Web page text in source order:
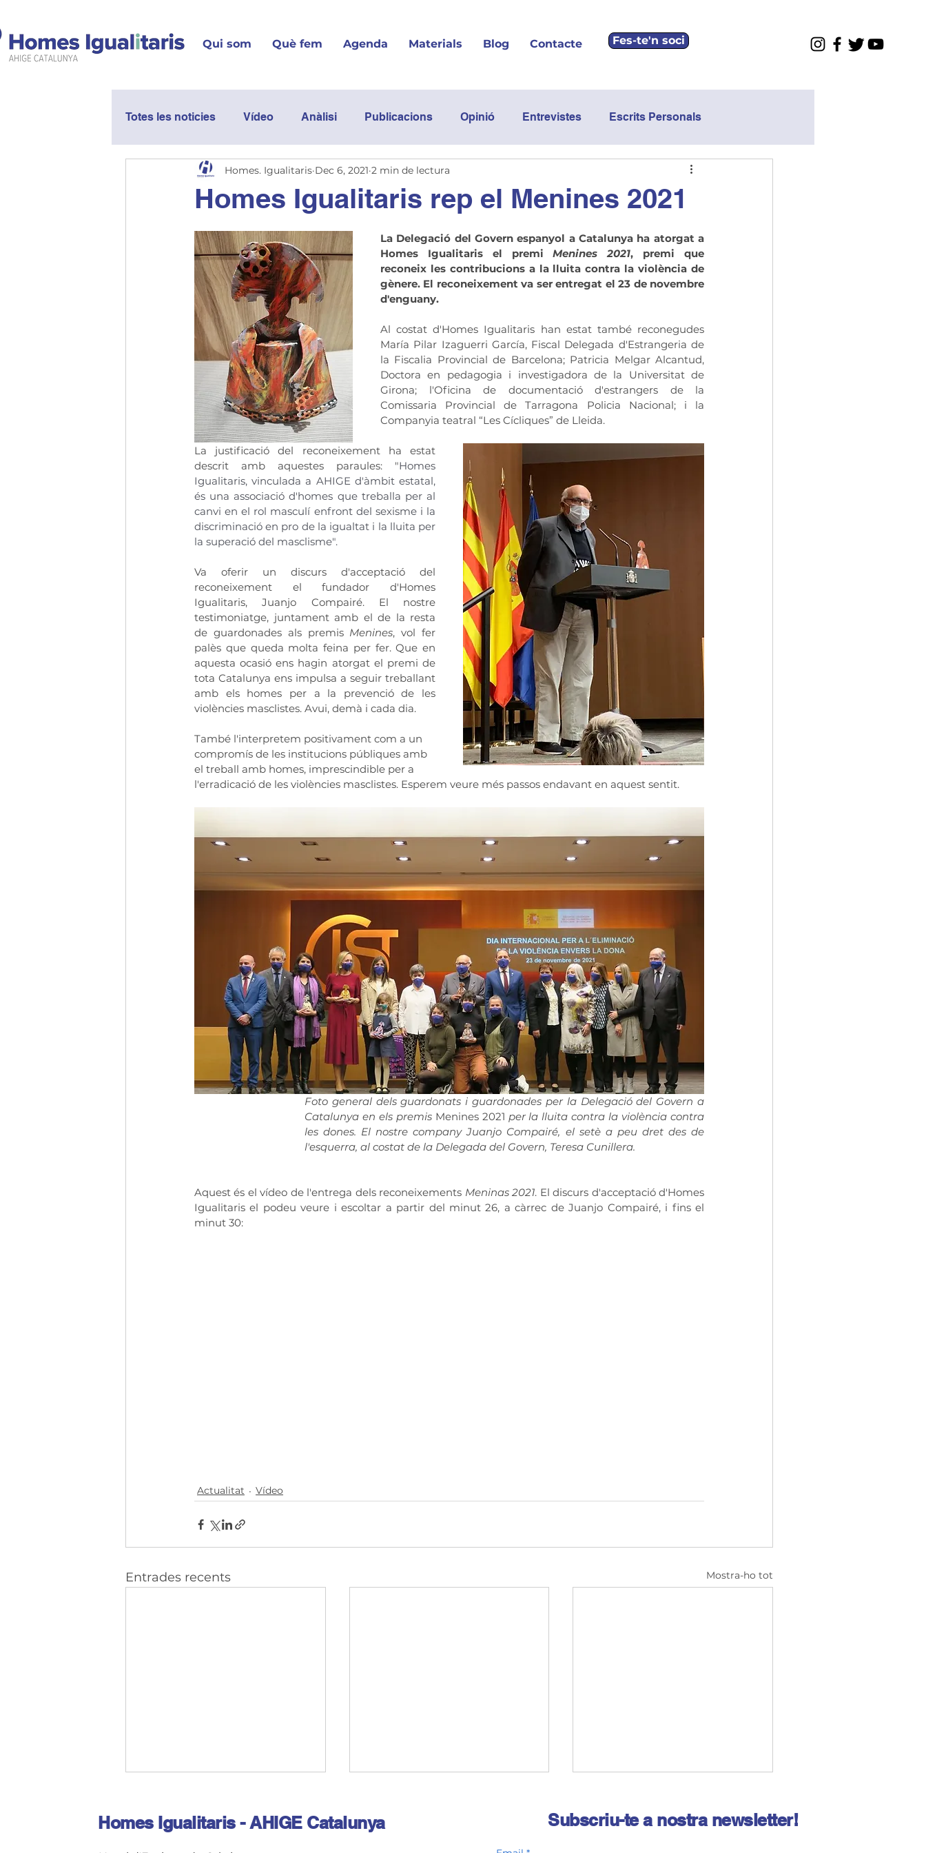
Qui som Què fem Agenda Materials Blog Contacte Fes-te'n soci
Totes les noticies Vídeo Anàlisi Publicacions Opinió Entrevistes Escrits Personals
Actualitat Exposicions Podcast Posicionament
Homes Igualitaris rep el Menines 2021
Homes. Igualitaris Dec 6, 2021 2 min de lectura
La Delegació del Govern espanyol a Catalunya ha atorgat a
Homes Igualitaris el premi Menines 2021, premi que
reconeix les contribucions a la lluita contra la violència de
gènere. El reconeixement va ser entregat el 23 de novembre
d'enguany.
Al costat d'Homes Igualitaris han estat també reconegudes
María Pilar Izaguerri García, Fiscal Delegada d'Estrangeria de
la Fiscalia Provincial de Barcelona; Patricia Melgar Alcantud,
Doctora en pedagogia i investigadora de la Universitat de
Girona; l'Oficina de documentació d'estrangers de la
Comissaria Provincial de Tarragona Policia Nacional; i la
Companyia teatral “Les Cícliques” de Lleida.
La justificació del reconeixement ha estat
descrit amb aquestes paraules: "Homes
Igualitaris, vinculada a AHIGE d'àmbit estatal,
és una associació d'homes que treballa per al
canvi en el rol masculí enfront del sexisme i la
discriminació en pro de la igualtat i la lluita per
la superació del masclisme".
Va oferir un discurs d'acceptació del
reconeixement el fundador d'Homes
Igualitaris, Juanjo Compairé. El nostre
testimoniatge, juntament amb el de la resta
de guardonades als premis Menines, vol fer
palès que queda molta feina per fer. Que en
aquesta ocasió ens hagin atorgat el premi de
tota Catalunya ens impulsa a seguir treballant
amb els homes per a la prevenció de les
violències masclistes. Avui, demà i cada dia.
També l'interpretem positivament com a un
compromís de les institucions públiques amb
el treball amb homes, imprescindible per a
l'erradicació de les violències masclistes. Esperem veure més passos endavant en aquest sentit.
Foto general dels guardonats i guardonades per la Delegació del Govern a
Catalunya en els premis Menines 2021 per la lluita contra la violència contra
les dones. El nostre company Juanjo Compairé, el setè a peu dret des de
l'esquerra, al costat de la Delegada del Govern, Teresa Cunillera.
Aquest és el vídeo de l'entrega dels reconeixements Meninas 2021. El discurs d'acceptació d'Homes
Igualitaris el podeu veure i escoltar a partir del minut 26, a càrrec de Juanjo Compairé, i fins el
minut 30:
Actualitat Vídeo
Entrades recents Mostra-ho tot
Homes Igualitaris - AHIGE Catalunya Subscriu-te a nostra newsletter!